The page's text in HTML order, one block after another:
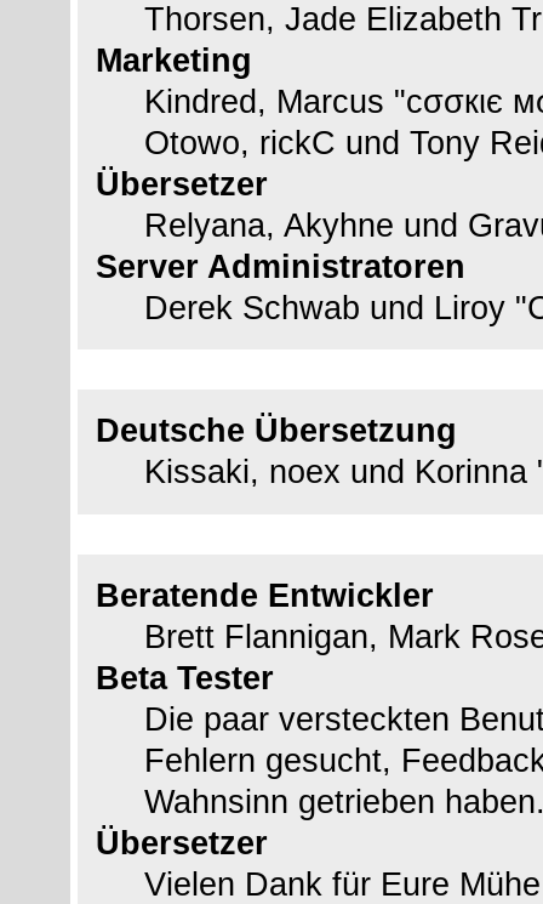
Thorsen, Jade Elizabeth
Marketing
Kindred, Marcus "cσσкιє
Otowo, rickC und Tony
Übersetzer
Relyana, Akyhne und
Server Administratoren
Derek Schwab und Liroy
Deutsche Übersetzung
Kissaki, noex und Korinna
Beratende Entwickler
Brett Flannigan, Mark
Beta Tester
Die paar versteckten
Fehlern gesucht,
Wahnsinn getrieben
Übersetzer
Vielen Dank für Eure